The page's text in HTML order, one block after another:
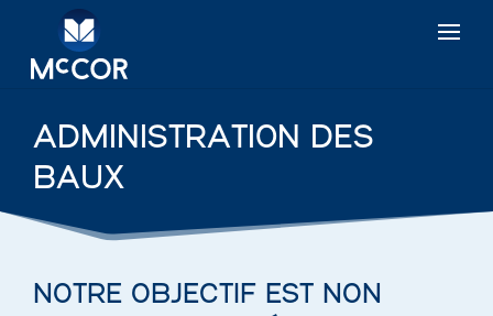
ADMINISTRATION DES
BAUX
NOTRE OBJECTIF EST NON